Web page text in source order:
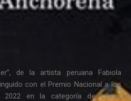
de la artista peruana Fabiola
con el Premio Nacional a los
2022 en la categoría de Libros